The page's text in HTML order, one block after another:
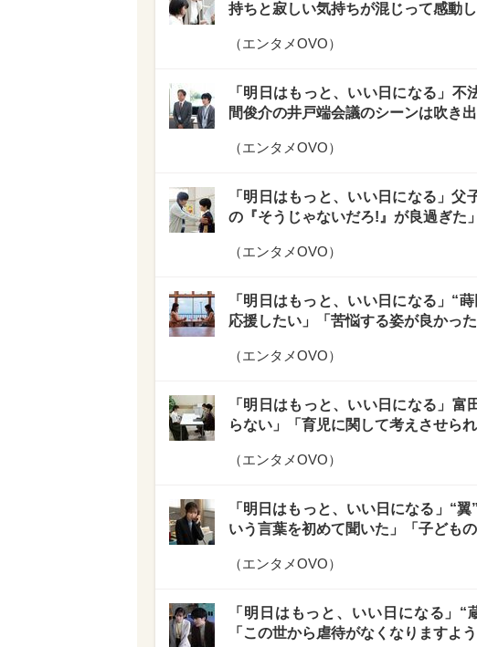
持ちと寂しい気持ちが混じって感動し
（エンタメOVO）
「明日はもっと、いい日になる」
間俊介の井戸端会議のシーンは吹き出
（エンタメOVO）
「明日はもっと、いい日になる」
の『そうじゃないだろ!』が良過ぎた」
（エンタメOVO）
「明日はもっと、いい日になる」“
応援したい」「苦悩する姿が良かった
（エンタメOVO）
「明日はもっと、いい日になる」
らない」「育児に関して考えさせられ
（エンタメOVO）
「明日はもっと、いい日になる」“
いう言葉を初めて聞いた」「子ども
（エンタメOVO）
「明日はもっと、いい日になる」“
「この世から虐待がなくなりますよう